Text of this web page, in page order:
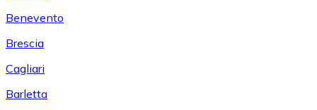
Benevento
Brescia
Cagliari
Barletta